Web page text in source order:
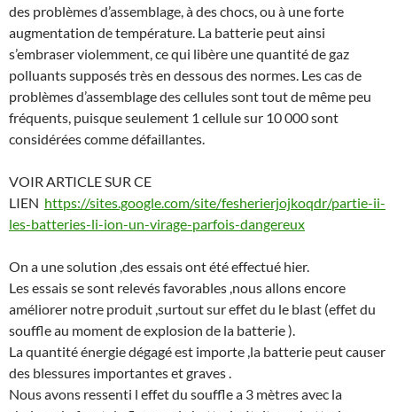
des problèmes d’assemblage, à des chocs, ou à une forte
augmentation de température. La batterie peut ainsi
s’embraser violemment, ce qui libère une quantité de gaz
polluants supposés très en dessous des normes. Les cas de
problèmes d’assemblage des cellules sont tout de même peu
fréquents, puisque seulement 1 cellule sur 10 000 sont
considérées comme défaillantes.
VOIR ARTICLE SUR CE
LIEN https://sites.google.com/site/fesherierjojkoqdr/partie-ii-
les-batteries-li-ion-un-virage-parfois-dangereux
On a une solution ,des essais ont été effectué hier.
Les essais se sont relevés favorables ,nous allons encore
améliorer notre produit ,surtout sur effet du le blast (effet du
souffle au moment de explosion de la batterie ).
La quantité énergie dégagé est importe ,la batterie peut causer
des blessures importantes et graves .
Nous avons ressenti l effet du souffle a 3 mètres avec la